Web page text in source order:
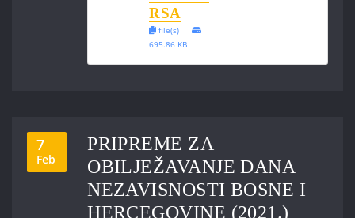
RSA
file(s)
695.86 KB
7
Feb
PRIPREME ZA
OBILJEŽAVANJE DANA
NEZAVISNOSTI BOSNE I
HERCEGOVINE (2021.)